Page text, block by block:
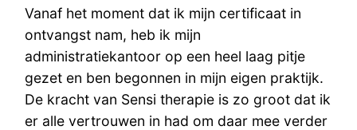
Vanaf het moment dat ik mijn certificaat in
ontvangst nam, heb ik mijn
administratiekantoor op een heel laag pitje
gezet en ben begonnen in mijn eigen praktijk.
De kracht van Sensi therapie is zo groot dat ik
er alle vertrouwen in had om daar mee verder